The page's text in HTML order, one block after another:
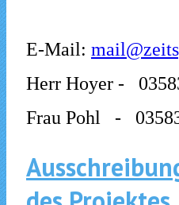
E-Mail:
Herr Hoyer -
Frau Pohl -